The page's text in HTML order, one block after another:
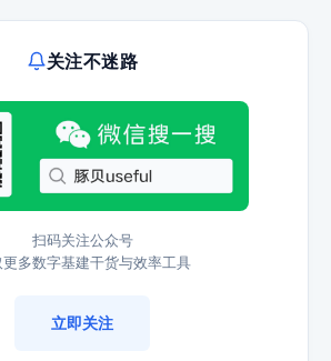
关注不迷路
扫码关注公众号
更多数字基建干货与效率工具
立即关注